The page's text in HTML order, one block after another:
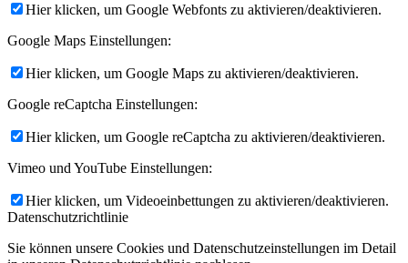
Hier klicken, um Google Webfonts zu aktivieren/deaktivieren.
Google Maps Einstellungen:
Hier klicken, um Google Maps zu aktivieren/deaktivieren.
Google reCaptcha Einstellungen:
Hier klicken, um Google reCaptcha zu aktivieren/deaktivieren.
Vimeo und YouTube Einstellungen:
Hier klicken, um Videoeinbettungen zu aktivieren/deaktivieren.
Datenschutzrichtlinie
Sie können unsere Cookies und Datenschutzeinstellungen im Detail